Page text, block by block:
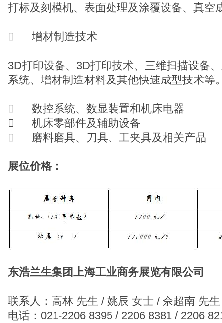
打标及刻模机、表面处理及涂覆设备、真空
 增材制造技术
3D打印设备、3D打印技术、三维扫描设备
系统、增材制造材料及其他快速成型技术等

数控系统、数显装置和机床电器

机床零部件及辅助设备

磨料磨具、刀具、工夹具及相关产品
展位价格：
东浩兰生集团上海工业商务展览有限公司
联系人：高林 先生 / 姚辰 女士 / 佘超南 先
电话：021-2206 8395 / 2206 8381 / 2206